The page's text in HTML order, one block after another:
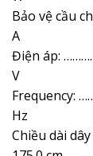
Bảo vệ cầu
A
Điện áp:
V
Frequency:
Hz
Chiều dài